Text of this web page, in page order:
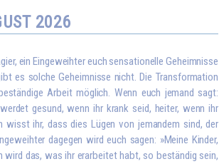
2026
ein Eingeweihter euch sensationelle Geheimnisse
es solche Geheimnisse nicht. Die Transformation
Arbeit möglich. Wenn euch jemand sagt:
gesund, wenn ihr krank seid, heiter, wenn ihr
ihr, dass dies Lügen von jemandem sind, der
dagegen wird euch sagen: »Meine Kinder,
wird das, was ihr erarbeitet habt, so beständig sein,